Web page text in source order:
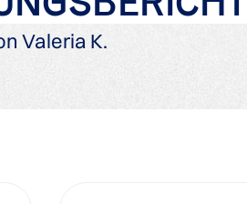
Valeria K.